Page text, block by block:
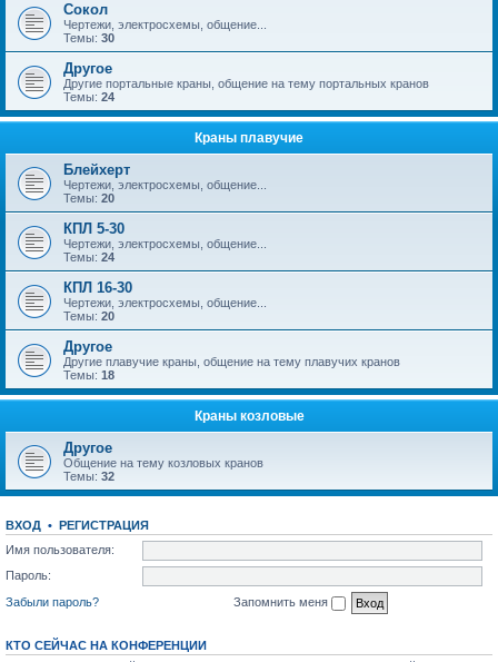
Сокол
Чертежи, электросхемы, общение...
Темы: 30
Другое
Другие портальные краны, общение на тему портальных кранов
Темы: 24
Краны плавучие
Блейхерт
Чертежи, электросхемы, общение...
Темы: 20
КПЛ 5-30
Чертежи, электросхемы, общение...
Темы: 24
КПЛ 16-30
Чертежи, электросхемы, общение...
Темы: 20
Другое
Другие плавучие краны, общение на тему плавучих кранов
Темы: 18
Краны козловые
Другое
Общение на тему козловых кранов
Темы: 32
ВХОД • РЕГИСТРАЦИЯ
Имя пользователя:
Пароль:
Забыли пароль?
Запомнить меня
КТО СЕЙЧАС НА КОНФЕРЕНЦИИ